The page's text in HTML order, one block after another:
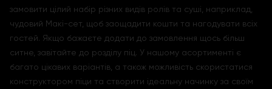
замовити цілий набір різних видів ролів та суші, наприклад,
чудовий Макі-сет, щоб заощадити кошти та нагодувати всіх
гостей. Якщо бажаєте додати до замовлення щось більш
ситне, завітайте до розділу піц. У нашому асортименті є
багато цікавих варіантів, а також можливість скористатися
конструктором піци та створити ідеальну начинку за своїм